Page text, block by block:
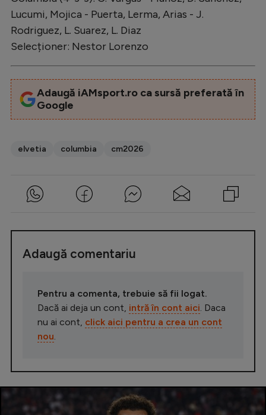
Lucumi, Mojica - Puerta, Lerma, Arias - J.
Rodriguez, L. Suarez, L. Diaz
Selecționer: Nestor Lorenzo
Adaugă iAMsport.ro ca sursă preferată în
Google
elvetia columbia cm2026
Adaugă comentariu
Pentru a comenta, trebuie să fii logat.
Dacă ai deja un cont, intră în cont aici . Daca
nu ai cont, click aici pentru a crea un cont
nou